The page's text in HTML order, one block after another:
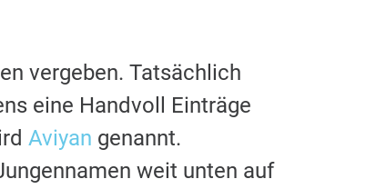
vergeben. Tatsächlich
eine Handvoll Einträge
Aviyan genannt.
weit unten auf